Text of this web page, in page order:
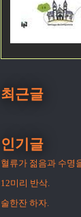
최근글
인기글
혈류가 젊음과 수명
12미리 반삭.
술한잔 하자.